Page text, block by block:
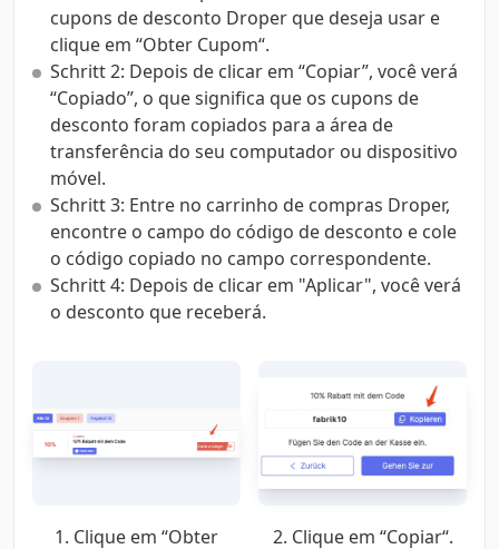
cupons de desconto Droper que deseja usar e
clique em “Obter Cupom“.
Schritt 2: Depois de clicar em “Copiar”, você verá
“Copiado”, o que significa que os cupons de
desconto foram copiados para a área de
transferência do seu computador ou dispositivo
móvel.
Schritt 3: Entre no carrinho de compras Droper,
encontre o campo do código de desconto e cole
o código copiado no campo correspondente.
Schritt 4: Depois de clicar em "Aplicar", você verá
o desconto que receberá.
1. Clique em “Obter 2. Clique em “Copiar“.